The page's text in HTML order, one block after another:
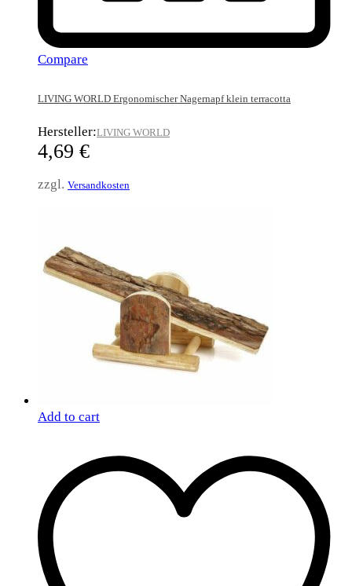
Compare
LIVING WORLD Ergonomischer Nagernapf klein terracotta
Hersteller:LIVING WORLD
4,69 €
zzgl. Versandkosten
Add to cart